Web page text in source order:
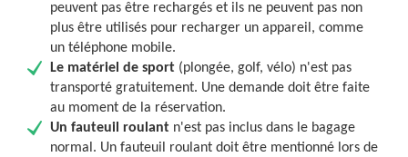
peuvent pas être rechargés et ils ne peuvent pas non
plus être utilisés pour recharger un appareil, comme
un téléphone mobile.
Le matériel de sport (plongée, golf, vélo) n'est pas
transporté gratuitement. Une demande doit être faite
au moment de la réservation.
Un fauteuil roulant n'est pas inclus dans le bagage
normal. Un fauteuil roulant doit être mentionné lors de